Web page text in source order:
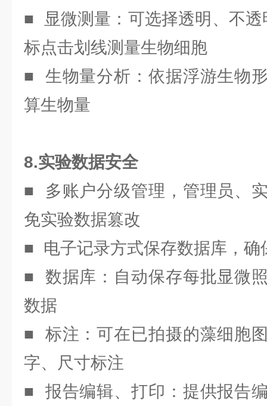
■ 显微测量：可选择透明、不
标点击划线测量生物细胞
■ 生物量分析：依据浮游生物
算生物量
8.实验数据安全
■ 多账户分级管理，管理员、
免实验数据篡改
■ 电子记录方式保存数据库，确
■ 数据库：自动保存每批显微
数据
■ 标注：可在已拍摄的藻细胞
字、尺寸标注
■ 报告编辑、打印：提供报告